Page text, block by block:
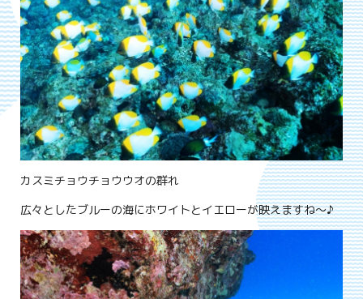
カスミチョウチョウウオの群れ
広々としたブルーの海にホワイトとイエローが映えますね～♪